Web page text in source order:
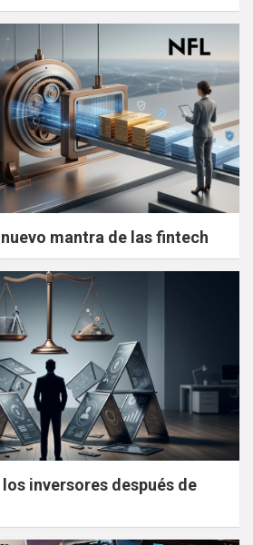
mantra de las fintech
inversores después de